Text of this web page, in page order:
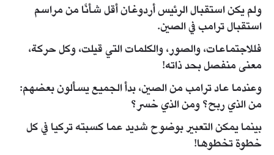
ولم يكن استقبال الرئيس أردوغان أقل شأنًا من مراسم
استقبال ترامب في الصين.
فللاجتماعات، والصور، والكلمات التي قيلت، وكل حركة،
معنى منفصل بحد ذاته!
وعندما عاد ترامب من الصين، بدأ الجميع يسألون بعضهم:
من الذي ربح؟ ومن الذي خسر؟
بينما يمكن التعبير بوضوح شديد عما كسبته تركيا في كل
خطوة تخطوها!